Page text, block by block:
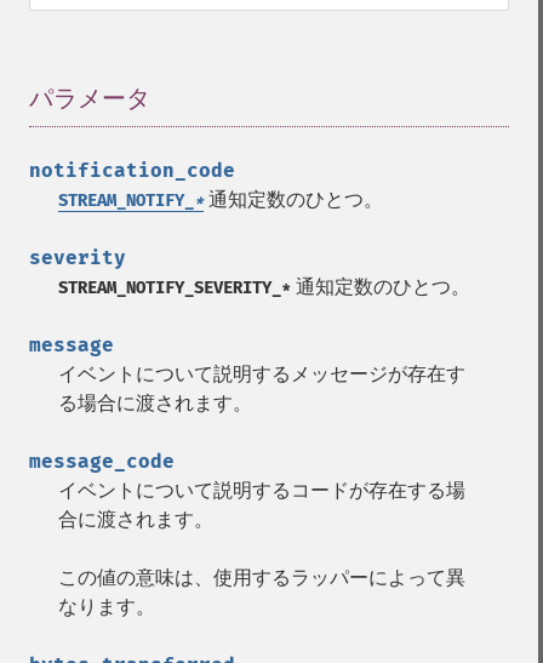
パラメータ
notification_code
STREAM_NOTIFY_ *通知定数のひとつ。
severity
STREAM_NOTIFY_SEVERITY_* 通知定数のひとつ。
message
イベントについて説明するメッセージが存在す
る場合に渡されます。
message_code
イベントについて説明するコードが存在する場
合に渡されます。
この値の意味は、使用するラッパーによって異
なります。